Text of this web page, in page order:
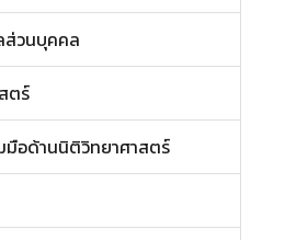
ส่วนบุคคล
ตร์
มือด้านนิติวิทยาศาสตร์